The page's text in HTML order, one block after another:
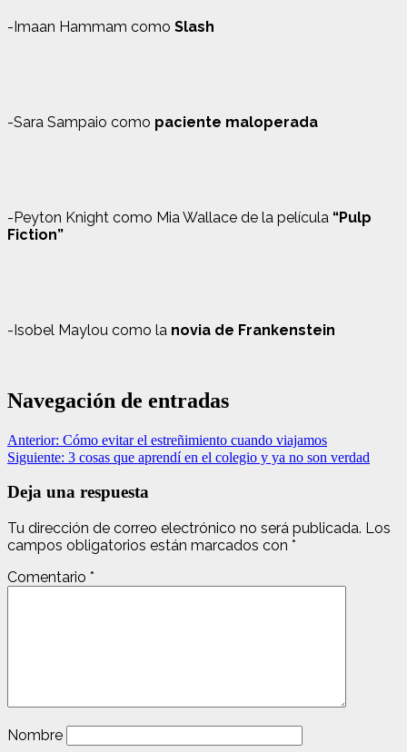
-Imaan Hammam como Slash
-Sara Sampaio como paciente maloperada
-Peyton Knight como Mia Wallace de la película “Pulp
Fiction”
-Isobel Maylou como la novia de Frankenstein
Navegación de entradas
Anterior: Cómo evitar el estreñimiento cuando viajamos
Siguiente: 3 cosas que aprendí en el colegio y ya no son verdad
Deja una respuesta
Tu dirección de correo electrónico no será publicada. Los
campos obligatorios están marcados con *
Comentario *
Nombre